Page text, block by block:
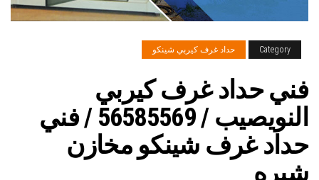
Category حداد غرف كيربي شينكو
فني حداد غرف كيربي
النويصيب / 56585569 / فني
حداد غرف شينكو مخازن
شبره